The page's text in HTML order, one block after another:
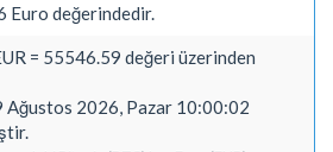
değerindedir.
= 55546.59 değeri üzerinden
Ağustos 2026, Pazar 10:00:02